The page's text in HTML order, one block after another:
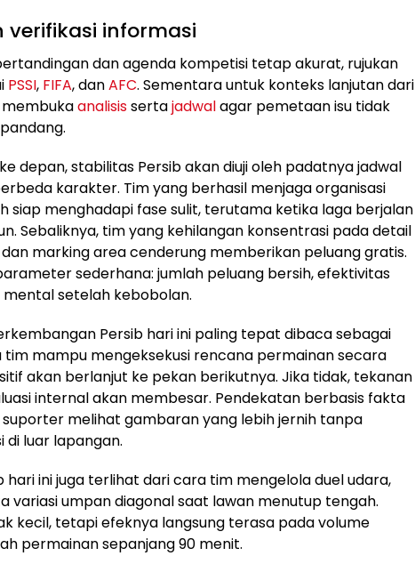
verifikasi informasi
dan agenda kompetisi tetap akurat, rujukan
PSSI, FIFA, danAFC. Sementara untuk konteks lanjutan dari
analisissertajadwalagar pemetaan isu tidak
depan, stabilitas Persib akan diuji oleh padatnya jadwal
karakter. Tim yang berhasil menjaga organisasi
siap menghadapi fase sulit, terutama ketika laga berjalan
Sebaliknya, tim yang kehilangan konsentrasi pada detail
marking area cenderung memberikan peluang gratis.
sederhana: jumlah peluang bersih, efektivitas
setelah kebobolan.
Persib hari ini paling tepat dibaca sebagai
tim mampu mengeksekusi rencana permainan secara
akan berlanjut ke pekan berikutnya. Jika tidak, tekanan
internal akan membesar. Pendekatan berbasis fakta
melihat gambaran yang lebih jernih tanpa
di luar lapangan.
hari ini juga terlihat dari cara tim mengelola duel udara,
variasi umpan diagonal saat lawan menutup tengah.
kecil, tetapi efeknya langsung terasa pada volume
permainan sepanjang 90 menit.